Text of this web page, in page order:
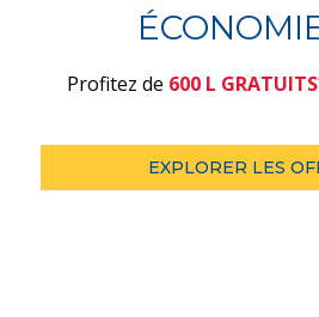
Profitez de 600 L GRATUITS
EXPLORER LES